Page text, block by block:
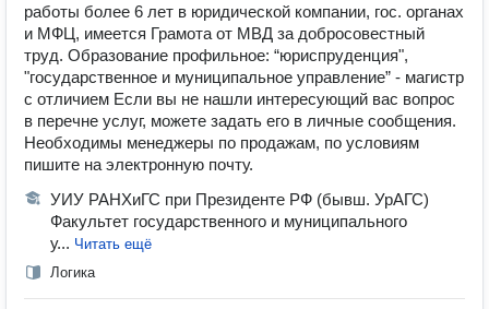
работы более 6 лет в юридической компании, гос. органах
и МФЦ, имеется Грамота от МВД за добросовестный
труд. Образование профильное: “юриспруденция",
"государственное и муниципальное управление” - магистр
с отличием Если вы не нашли интересующий вас вопрос
в перечне услуг, можете задать его в личные сообщения.
Необходимы менеджеры по продажам, по условиям
пишите на электронную почту.
УИУ РАНХиГС при Президенте РФ (бывш. УрАГС)
Факультет государственного и муниципального
у... Читать ещё
Логика